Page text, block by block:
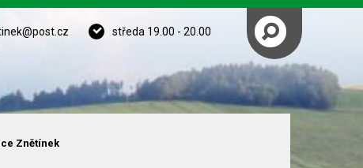
středa 19.00 - 20.00
Znětínek